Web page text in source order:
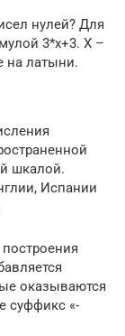
нулей? Для
3*х+3. Х –
на латыни.
шкалой.
Испании
оказываются
суффикс «-